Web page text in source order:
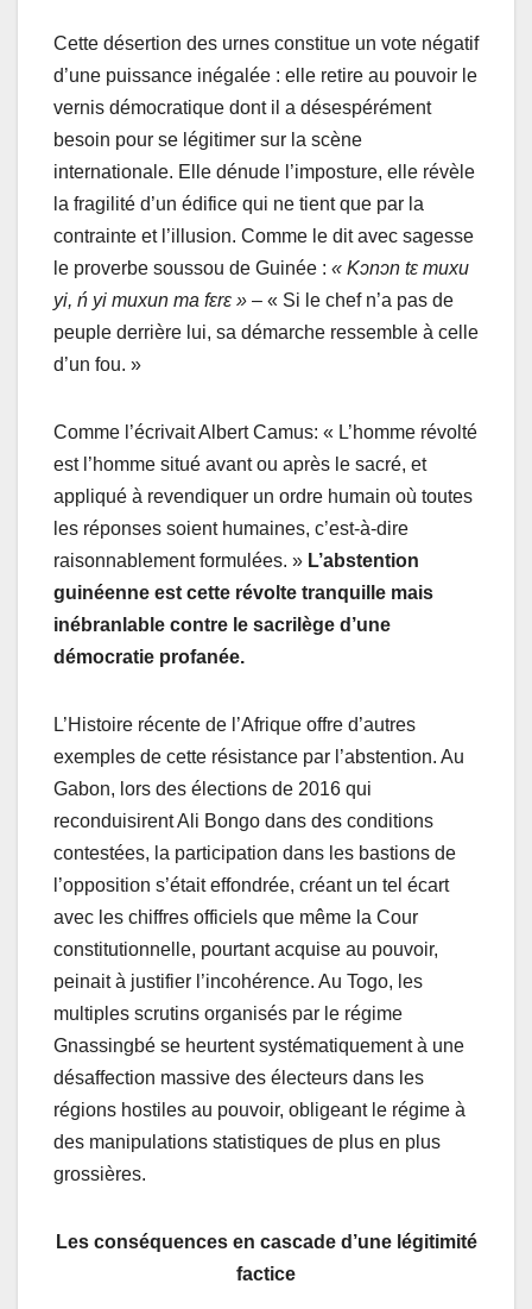
Cette désertion des urnes constitue un vote négatif
d’une puissance inégalée : elle retire au pouvoir le
vernis démocratique dont il a désespérément
besoin pour se légitimer sur la scène
internationale. Elle dénude l’imposture, elle révèle
la fragilité d’un édifice qui ne tient que par la
contrainte et l’illusion. Comme le dit avec sagesse
le proverbe soussou de Guinée : « Kɔnɔn tɛ muxu
yi, ń yi muxun ma fɛrɛ » – « Si le chef n’a pas de
peuple derrière lui, sa démarche ressemble à celle
d’un fou. »
Comme l’écrivait Albert Camus: « L’homme révolté
est l’homme situé avant ou après le sacré, et
appliqué à revendiquer un ordre humain où toutes
les réponses soient humaines, c’est-à-dire
raisonnablement formulées. » L’abstention
guinéenne est cette révolte tranquille mais
inébranlable contre le sacrilège d’une
démocratie profanée.
L’Histoire récente de l’Afrique offre d’autres
exemples de cette résistance par l’abstention. Au
Gabon, lors des élections de 2016 qui
reconduisirent Ali Bongo dans des conditions
contestées, la participation dans les bastions de
l’opposition s’était effondrée, créant un tel écart
avec les chiffres officiels que même la Cour
constitutionnelle, pourtant acquise au pouvoir,
peinait à justifier l’incohérence. Au Togo, les
multiples scrutins organisés par le régime
Gnassingbé se heurtent systématiquement à une
désaffection massive des électeurs dans les
régions hostiles au pouvoir, obligeant le régime à
des manipulations statistiques de plus en plus
grossières.
Les conséquences en cascade d’une légitimité
factice